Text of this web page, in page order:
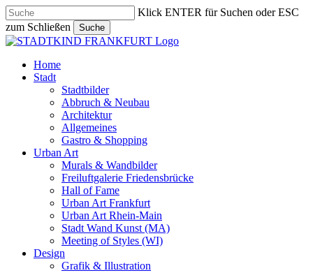
Skip
to
main
content
Klick ENTER für Suchen oder ESC
zum Schließen
Suche
Close
search
Menu
Home
Stadt
Stadtbilder
Abbruch & Neubau
Architektur
Allgemeines
Gastro & Shopping
Urban Art
Murals & Wandbilder
Freiluftgalerie Friedensbrücke
Hall of Fame
Urban Art Frankfurt
Urban Art Rhein-Main
Stadt Wand Kunst (MA)
Meeting of Styles (WI)
Design
Grafik & Illustration